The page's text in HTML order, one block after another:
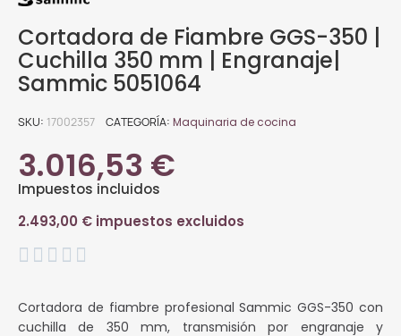
Cortadora de Fiambre GGS-350 |
Cuchilla 350 mm | Engranaje|
Sammic 5051064
SKU 17002357 CATEGORÍA Maquinaria de cocina
3.016,53 €
Impuestos incluidos
2.493,00 € impuestos excluidos
    
Cortadora de fiambre profesional Sammic GGS-350 con
cuchilla de 350 mm, transmisión por engranaje y